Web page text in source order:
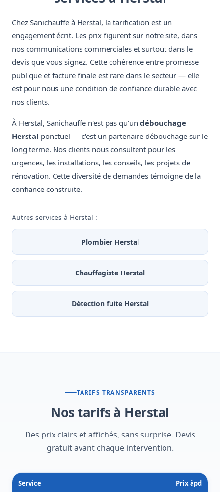
Chez Sanichauffe à Herstal, la tarification est un
engagement écrit. Les prix figurent sur notre site, dans
nos communications commerciales et surtout dans le
devis que vous signez. Cette cohérence entre promesse
publique et facture finale est rare dans le secteur — elle
est pour nous une condition de confiance durable avec
nos clients.
À Herstal, Sanichauffe n'est pas qu'un débouchage
Herstal ponctuel — c'est un partenaire débouchage sur le
long terme. Nos clients nous consultent pour les
urgences, les installations, les conseils, les projets de
rénovation. Cette diversité de demandes témoigne de la
confiance construite.
Autres services à Herstal :
Plombier Herstal
Chauffagiste Herstal
Détection fuite Herstal
TARIFS TRANSPARENTS
Nos tarifs à Herstal
Des prix clairs et affichés, sans surprise. Devis
gratuit avant chaque intervention.
Service Prix àpd